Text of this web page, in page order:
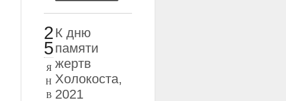
2
5
Я
Н
В
К дню
памяти
жертв
Холокоста,
2021